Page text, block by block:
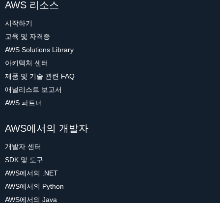
AWS 리소스
시작하기
교육 및 자격증
AWS Solutions Library
아키텍처 센터
제품 및 기술 관련 FAQ
애널리스트 보고서
AWS 파트너
AWS에서의 개발자
개발자 센터
SDK 및 도구
AWS에서의 .NET
AWS에서의 Python
AWS에서의 Java